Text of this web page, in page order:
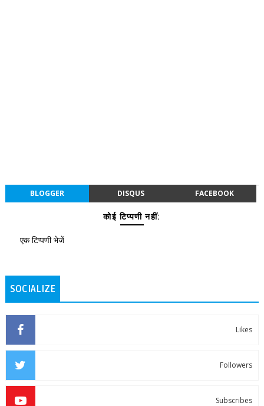
BLOGGER DISQUS FACEBOOK
कोई टिप्पणी नहीं:
एक टिप्पणी भेजें
SOCIALIZE
Likes
Followers
Subscribes